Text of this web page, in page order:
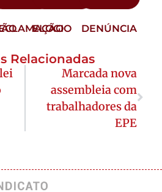
ELOGIO DENÚNCIA
Relacionadas
Marcada nova
assembleia com
trabalhadores da
EPE